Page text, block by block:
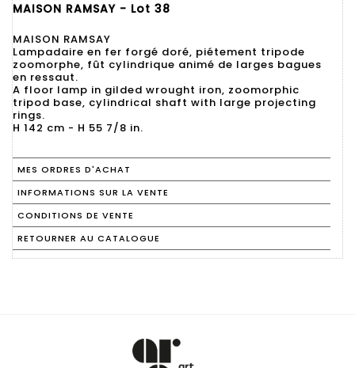
MAISON RAMSAY - Lot 38
MAISON RAMSAY
Lampadaire en fer forgé doré, piétement tripode
zoomorphe, fût cylindrique animé de larges bagues
en ressaut.
A floor lamp in gilded wrought iron, zoomorphic
tripod base, cylindrical shaft with large projecting
rings.
H 142 cm - H 55 7/8 in.
MES ORDRES D'ACHAT
INFORMATIONS SUR LA VENTE
CONDITIONS DE VENTE
RETOURNER AU CATALOGUE